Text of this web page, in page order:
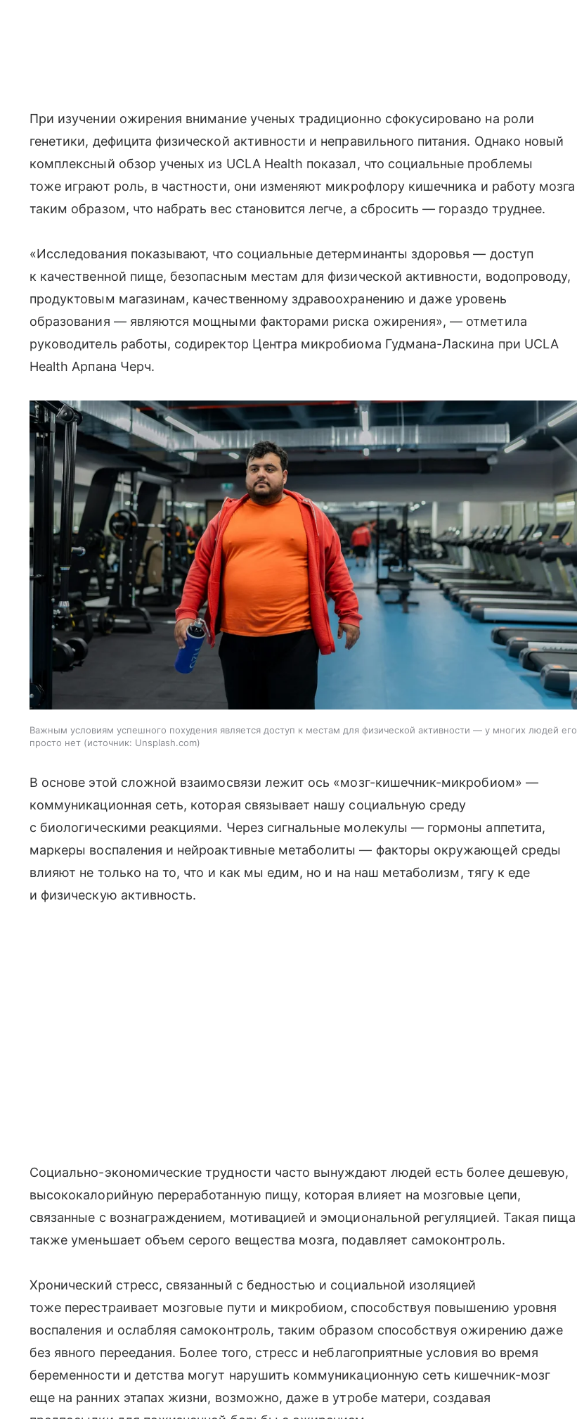
При изучении ожирения внимание ученых традиционно сфокусировано на роли
генетики, дефицита физической активности и неправильного питания. Однако новый
комплексный обзор ученых из UCLA Health показал, что социальные проблемы
тоже играют роль, в частности, они изменяют микрофлору кишечника и работу мозга
таким образом, что набрать вес становится легче, а сбросить — гораздо труднее.
«Исследования показывают, что социальные детерминанты здоровья — доступ
к качественной пище, безопасным местам для физической активности, водопроводу,
продуктовым магазинам, качественному здравоохранению и даже уровень
образования — являются мощными факторами риска ожирения», — отметила
руководитель работы, содиректор Центра микробиома Гудмана-Ласкина при UCLA
Health Арпана Черч.
Важным условиям успешного похудения является доступ к местам для физической активности — у многих людей его
просто нет
источник: Unsplash.com
В основе этой сложной взаимосвязи лежит ось «мозг-кишечник-микробиом» —
коммуникационная сеть, которая связывает нашу социальную среду
с биологическими реакциями. Через сигнальные молекулы — гормоны аппетита,
маркеры воспаления и нейроактивные метаболиты — факторы окружающей среды
влияют не только на то, что и как мы едим, но и на наш метаболизм, тягу к еде
и физическую активность.
Социально-экономические трудности часто вынуждают людей есть более дешевую,
высококалорийную переработанную пищу, которая влияет на мозговые цепи,
связанные с вознаграждением, мотивацией и эмоциональной регуляцией. Такая пища
также уменьшает объем серого вещества мозга, подавляет самоконтроль.
Хронический стресс, связанный с бедностью и социальной изоляцией
тоже перестраивает мозговые пути и микробиом, способствуя повышению уровня
воспаления и ослабляя самоконтроль, таким образом способствуя ожирению даже
без явного переедания. Более того, стресс и неблагоприятные условия во время
беременности и детства могут нарушить коммуникационную сеть кишечник-мозг
еще на ранних этапах жизни, возможно, даже в утробе матери, создавая